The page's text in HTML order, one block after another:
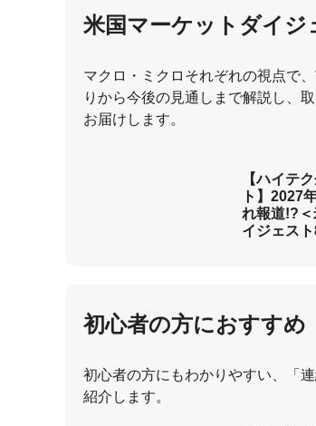
米国マーケットダイジ
マクロ・ミクロそれぞれの視点で
りから今後の見通しまで解説し、
お届けします。
【ハイテ
ト】2027
れ報道!?
イジェス
初心者の方におすすめ
初心者の方にもわかりやすい、「
紹介します。